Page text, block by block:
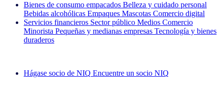
Bienes de consumo empacados Belleza y cuidado personal
Bebidas alcohólicas Empaques Mascotas Comercio digital
Servicios financieros Sector público Medios Comercio
Minorista Pequeñas y medianas empresas Tecnología y bienes
duraderos
Hágase socio de NIQ Encuentre un socio NIQ